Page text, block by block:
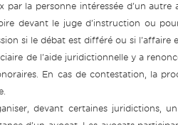
par la personne intéressée d'un
devant le juge d'instruction ou
si le débat est différé ou si l'affaire
de l'aide juridictionnelle y a
En cas de contestation, la
devant certaines juridictions,